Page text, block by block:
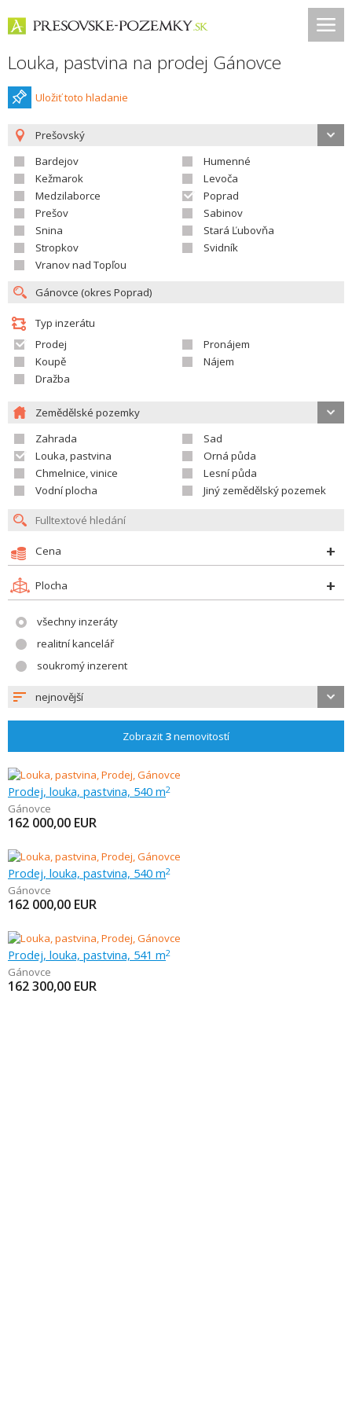
Louka, pastvina na prodej Gánovce
Uložiť toto hladanie
Prešovský
Bardejov
Humenné
Kežmarok
Levoča
Medzilaborce
Poprad
Prešov
Sabinov
Snina
Stará Ľubovňa
Stropkov
Svidník
Vranov nad Topľou
Typ inzerátu
Prodej
Pronájem
Koupě
Nájem
Dražba
Zemědělské pozemky
Zahrada
Sad
Louka, pastvina
Orná půda
Chmelnice, vinice
Lesní půda
Vodní plocha
Jiný zemědělský pozemek
Cena
Plocha
všechny inzeráty
realitní kancelář
soukromý inzerent
nejnovější
Zobrazit 3nemovitostí
Prodej, louka, pastvina, 540 m2
Gánovce
162 000,00 EUR
Prodej, louka, pastvina, 540 m2
Gánovce
162 000,00 EUR
Prodej, louka, pastvina, 541 m2
Gánovce
162 300,00 EUR